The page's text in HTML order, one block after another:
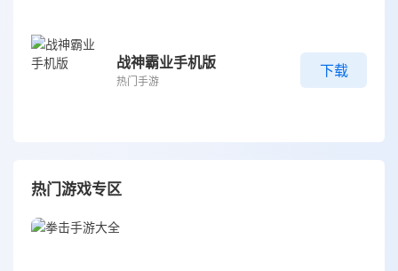
战神霸业手机版
热门手游
下载
热门游戏专区